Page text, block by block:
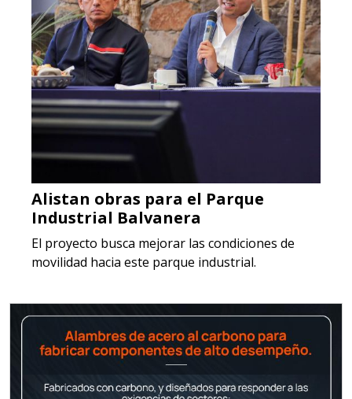
Alistan obras para el Parque
Industrial Balvanera
El proyecto busca mejorar las condiciones de
movilidad hacia este parque industrial.